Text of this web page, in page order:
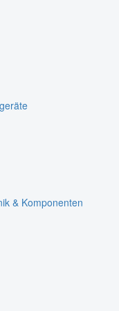
& Komponenten